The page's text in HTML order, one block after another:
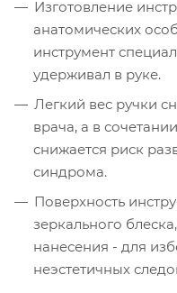
Изготовление
анатомических
инструмент
удерживал в руке.
Легкий вес ручки
врача, а в
снижается риск
синдрома.
Поверхность
зеркального
нанесения - для
неэстетичных